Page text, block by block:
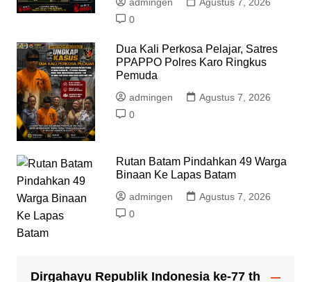
admingen
Agustus 7, 2026
0
Dua Kali Perkosa Pelajar, Satres
PPAPPO Polres Karo Ringkus
Pemuda
admingen
Agustus 7, 2026
0
Rutan Batam Pindahkan 49 Warga
Binaan Ke Lapas Batam
admingen
Agustus 7, 2026
0
Dirgahayu Republik Indonesia ke-77 th